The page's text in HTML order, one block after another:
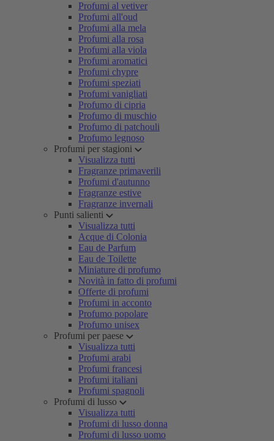
Profumi al vetiver
Profumi all'oud
Profumi alla mela
Profumi alla rosa
Profumi alla viola
Profumi aromatici
Profumi chypre
Profumi speziati
Profumi vanigliati
Profumo di cipria
Profumo di muschio
Profumo di patchouli
Profumo legnoso
Profumi per stagioni
Visualizza tutti
Fragranze primaverili
Profumi d'autunno
Fragranze estive
Fragranze invernali
Punti salienti
Visualizza tutti
Acque di Colonia
Eau de Parfum
Eau de Toilette
Miniature di profumo
Novità in fatto di profumi
Offerte di profumi
Profumi in acconto
Profumo popolare
Profumo unisex
Profumi per paese
Visualizza tutti
Profumi arabi
Profumi francesi
Profumi italiani
Profumi spagnoli
Profumi di lusso
Visualizza tutti
Profumi di lusso donna
Profumi di lusso uomo